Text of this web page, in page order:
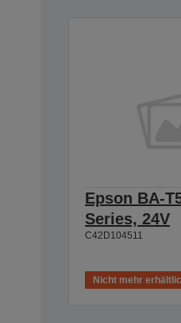
Epson BA-
Series, 24V
C42D104511
Nicht mehr